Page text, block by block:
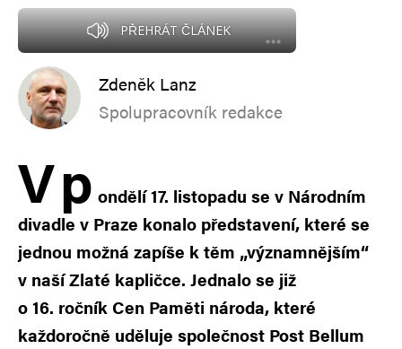
PŘEHRÁT ČLÁNEK
Zdeněk Lanz
Spolupracovník redakce
Vp ondělí 17. listopadu se v Národním
divadle v Praze konalo představení, které se
jednou možná zapíše k těm „významnějším“
v naší Zlaté kapličce. Jednalo se již
o 16. ročník Cen Paměti národa, které
každoročně uděluje společnost Post Bellum